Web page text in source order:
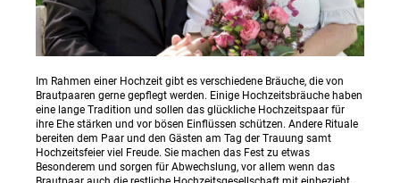
Im Rahmen einer Hochzeit gibt es verschiedene Bräuche, die von
Brautpaaren gerne gepflegt werden. Einige Hochzeitsbräuche haben
eine lange Tradition und sollen das glückliche Hochzeitspaar für
ihre Ehe stärken und vor bösen Einflüssen schützen. Andere Rituale
bereiten dem Paar und den Gästen am Tag der Trauung samt
Hochzeitsfeier viel Freude. Sie machen das Fest zu etwas
Besonderem und sorgen für Abwechslung, vor allem wenn das